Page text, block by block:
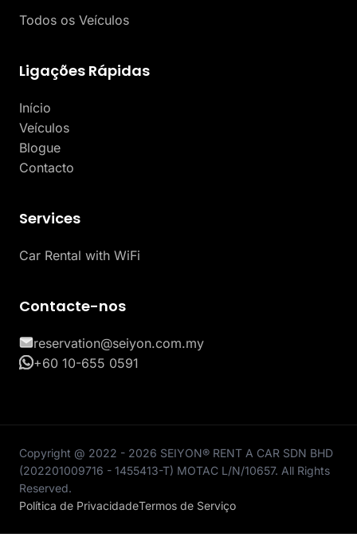
Todos os Veículos
Services
Car Rental with WiFi
Ligações Rápidas
Início
Veículos
Blogue
Contacto
Contacte-nos
reservation@seiyon.com.my
+60 10-655 0591
Copyright @ 2022 - 2026 SEIYON® RENT A CAR SDN BHD
(202201009716 - 1455413-T) MOTAC L/N/10657. All Rights
Reserved.
Política de PrivacidadeTermos de Serviço